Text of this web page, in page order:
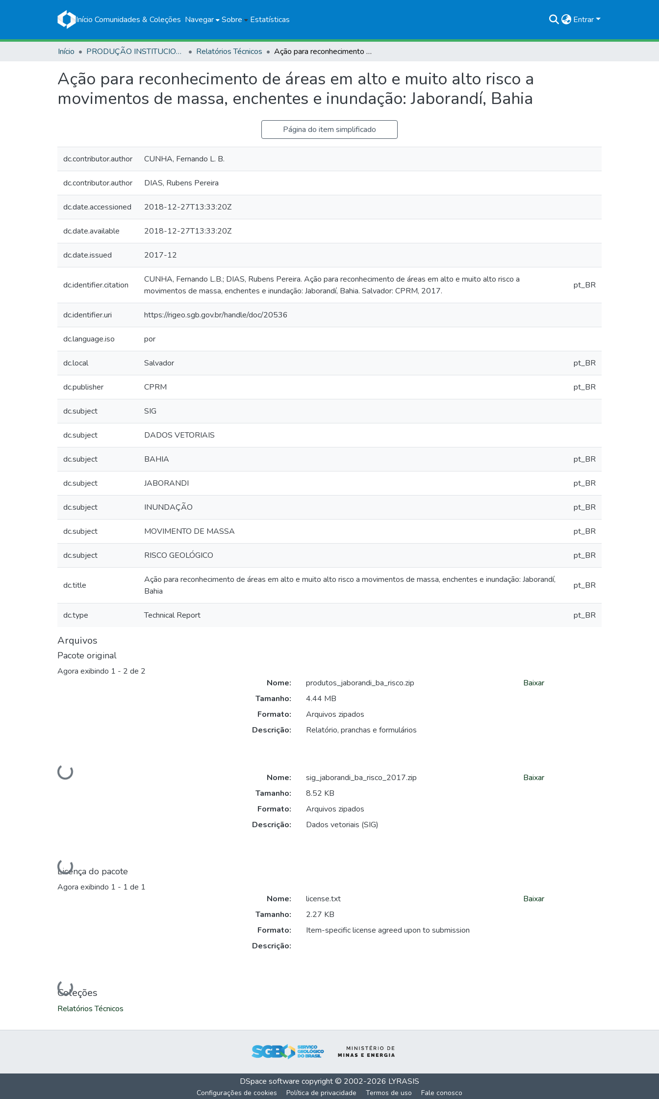
Início Comunidades & Coleções Navegar Sobre Estatísticas Entrar
Início PRODUÇÃO INSTITUCIONAL Relatórios Técnicos Ação para reconhecimento de áreas em alto e muito alto risco a movimentos de massa, enchentes e inundação: Jaborandí, Bahia
Ação para reconhecimento de áreas em alto e muito alto risco a
movimentos de massa, enchentes e inundação: Jaborandí, Bahia
Página do item simplificado
dc.contributor.author CUNHA, Fernando L. B.
dc.contributor.author DIAS, Rubens Pereira
dc.date.accessioned 2018-12-27T13:33:20Z
dc.date.available 2018-12-27T13:33:20Z
dc.date.issued 2017-12
dc.identifier.citation
CUNHA, Fernando L.B.; DIAS, Rubens Pereira. Ação para reconhecimento de áreas em alto e muito alto risco a
movimentos de massa, enchentes e inundação: Jaborandí, Bahia. Salvador: CPRM, 2017.
pt_BR
dc.identifier.uri https://rigeo.sgb.gov.br/handle/doc/20536
dc.language.iso por
dc.local Salvador pt_BR
dc.publisher CPRM pt_BR
dc.subject SIG
dc.subject DADOS VETORIAIS
dc.subject BAHIA pt_BR
dc.subject JABORANDI pt_BR
dc.subject INUNDAÇÃO pt_BR
dc.subject MOVIMENTO DE MASSA pt_BR
dc.subject RISCO GEOLÓGICO pt_BR
dc.title
Ação para reconhecimento de áreas em alto e muito alto risco a movimentos de massa, enchentes e inundação: Jaborandí,
Bahia
pt_BR
dc.type Technical Report pt_BR
Arquivos
Pacote original
Agora exibindo 1 - 2 de 2
Carregando...
Nome:
produtos_jaborandi_ba_risco.zip
Tamanho:
4.44 MB
Formato:
Arquivos zipados
Descrição:
Relatório, pranchas e formulários
Baixar
Carregando...
Nome:
sig_jaborandi_ba_risco_2017.zip
Tamanho:
8.52 KB
Formato:
Arquivos zipados
Descrição:
Dados vetoriais (SIG)
Baixar
Licença do pacote
Agora exibindo 1 - 1 de 1
Carregando...
Nome:
license.txt
Tamanho:
2.27 KB
Formato:
Item-specific license agreed upon to submission
Descrição:
Baixar
Coleções
Relatórios Técnicos
DSpace software copyright © 2002-2026 LYRASIS
Configurações de cookies Política de privacidade Termos de uso Fale conosco